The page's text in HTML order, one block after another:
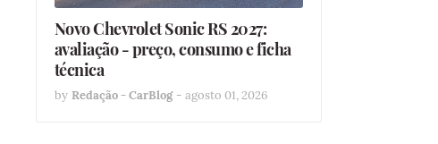
Novo Chevrolet Sonic RS 2027:
avaliação - preço, consumo e ficha
técnica
by Redação - CarBlog - agosto 01, 2026